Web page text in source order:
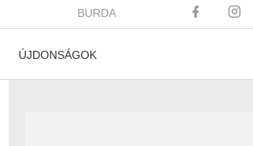
BURDA
ÚJDONSÁGOK